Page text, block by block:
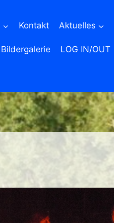
Kontakt Aktuelles
Bildergalerie LOG IN/OUT